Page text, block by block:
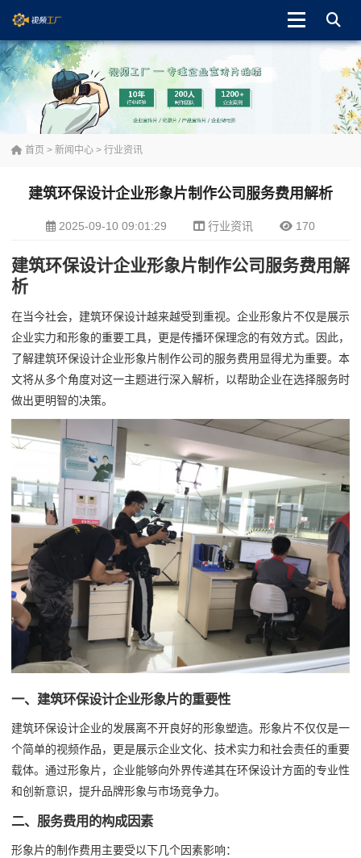
首页 > 新闻中心 > 行业资讯
建筑环保设计企业形象片制作公司服务费用解析
2025-09-10 09:01:29 行业资讯 170
建筑环保设计企业形象片制作公司服务费用解
析
在当今社会，建筑环保设计越来越受到重视。企业形象片不仅是展示
企业实力和形象的重要工具，更是传播环保理念的有效方式。因此，
了解建筑环保设计企业形象片制作公司的服务费用显得尤为重要。本
文将从多个角度对这一主题进行深入解析，以帮助企业在选择服务时
做出更明智的决策。
一、建筑环保设计企业形象片的重要性
建筑环保设计企业的发展离不开良好的形象塑造。形象片不仅仅是一
个简单的视频作品，更是展示企业文化、技术实力和社会责任的重要
载体。通过形象片，企业能够向外界传递其在环保设计方面的专业性
和创新意识，提升品牌形象与市场竞争力。
二、服务费用的构成因素
形象片的制作费用主要受以下几个因素影响：